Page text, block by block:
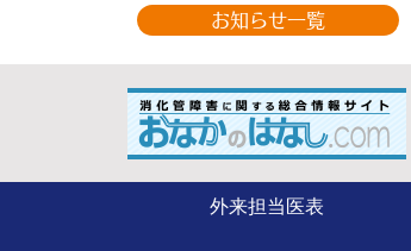
整形外科（手の外科専
お知らせ一覧
外来担当医表